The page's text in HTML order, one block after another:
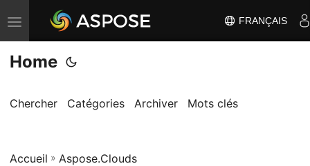
B
a
s
u
r
FRANÇAIS
Home
Chercher Catégories Archiver Mots clés
Accueil » Aspose.Clouds